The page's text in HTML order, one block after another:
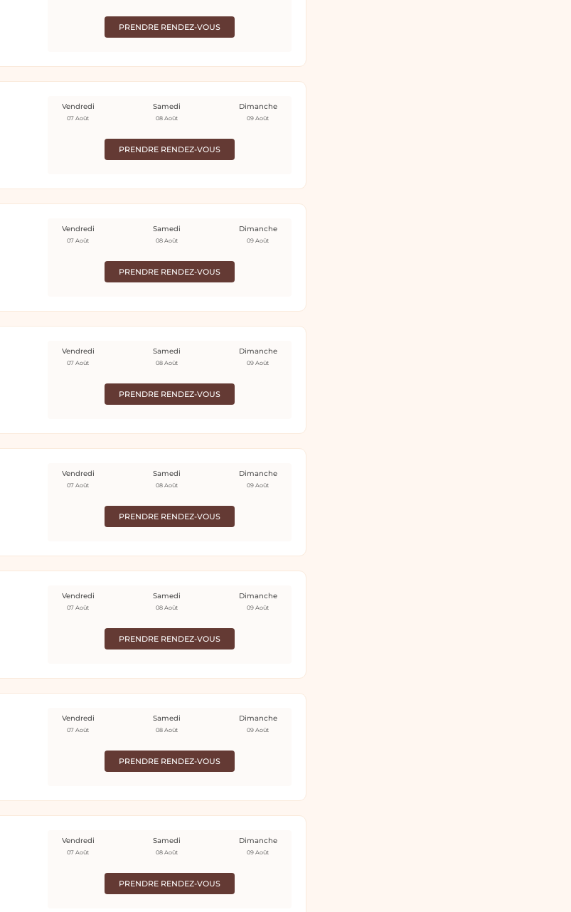
PRENDRE RENDEZ-VOUS
PRENDRE RENDEZ-VOUS
Vendredi
07 Août
Samedi
08 Août
Dimanche
09 Août
PRENDRE RENDEZ-VOUS
Vendredi
07 Août
Samedi
08 Août
Dimanche
09 Août
PRENDRE RENDEZ-VOUS
Vendredi
07 Août
Samedi
08 Août
Dimanche
09 Août
PRENDRE RENDEZ-VOUS
Vendredi
07 Août
Samedi
08 Août
Dimanche
09 Août
PRENDRE RENDEZ-VOUS
Vendredi
07 Août
Samedi
08 Août
Dimanche
09 Août
PRENDRE RENDEZ-VOUS
Vendredi
07 Août
Samedi
08 Août
Dimanche
09 Août
PRENDRE RENDEZ-VOUS
Vendredi
07 Août
Samedi
08 Août
Dimanche
09 Août